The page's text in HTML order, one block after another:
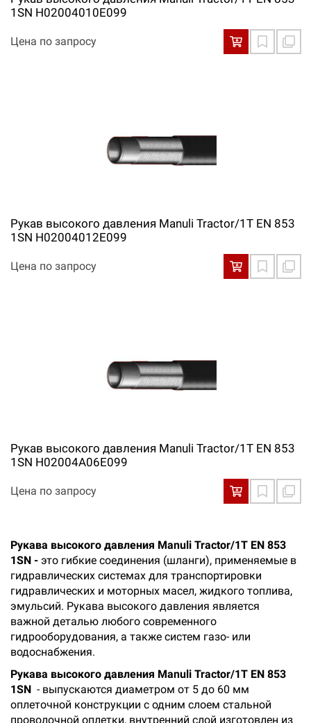
1SN H02004010E099
Цена по запросу
Рукав высокого давления Manuli Tractor/1T EN 853
1SN H02004012E099
Цена по запросу
Рукав высокого давления Manuli Tractor/1T EN 853
1SN H02004A06E099
Цена по запросу
Рукава высокого давления Manuli Tractor/1T EN 853
1SN - это гибкие соединения (шланги), применяемые в
гидравлических системах для транспортировки
гидравлических и моторных масел, жидкого топлива,
эмульсий. Рукава высокого давления является
важной деталью любого современного
гидрооборудования, а также систем газо- или
водоснабжения.
Рукава высокого давления Manuli Tractor/1T EN 853
1SN - выпускаются диаметром от 5 до 60 мм
оплеточной конструкции с одним слоем стальной
проволочной оплетки, внутренний слой изготовлен из